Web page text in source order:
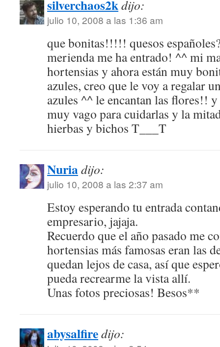
silverchaos2kdijo:
julio 10, 2008 a las 1:36 am
que bonitas!!!!! quesos
merienda me ha entrado! ^^ mi
hortensias y ahora están muy
azules, creo que le voy a regalar
azules ^^ le encantan las flores!!
muy vago para cuidarlas y la
hierbas y bichos T___T
Nuriadijo:
julio 10, 2008 a las 2:37 am
Estoy esperando tu entrada
empresario, jajaja.
Recuerdo que el año pasado me
hortensias más famosas eran las
quedan lejos de casa, así que
pueda recrearme la vista allí.
Unas fotos preciosas! Besos**
abysalfiredijo: